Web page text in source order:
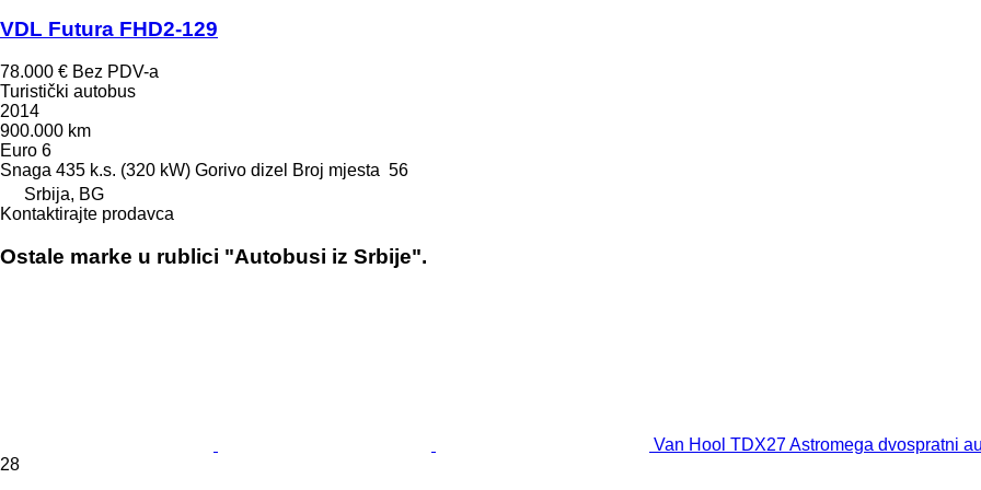
VDL Futura FHD2-129
78.000 € Bez PDV-a
Turistički autobus
2014
900.000 km
Euro 6
Snaga 435 k.s. (320 kW) Gorivo dizel Broj mjesta 56
Srbija, BG
Kontaktirajte prodavca
Ostale marke u rublici "Autobusi iz Srbije".
Van Hool TDX27 Astromega dvospratni
28